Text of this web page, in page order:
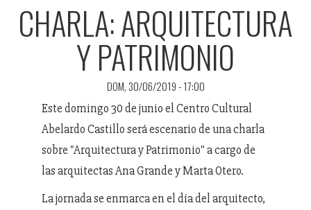
CHARLA: ARQUITECTURA
Y PATRIMONIO
DOM, 30/06/2019 - 17:00
Este domingo 30 de junio el Centro Cultural
Abelardo Castillo será escenario de una charla
sobre "Arquitectura y Patrimonio" a cargo de
las arquitectas Ana Grande y Marta Otero.
La jornada se enmarca en el día del arquitecto,